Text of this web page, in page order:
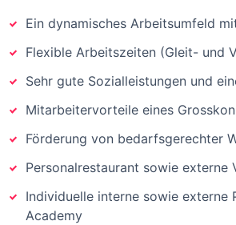
Ein dynamisches Arbeitsumfeld
Flexible Arbeitszeiten (Gleit- und
Sehr gute Sozialleistungen und
Mitarbeitervorteile eines
Förderung von bedarfsgerechter
Personalrestaurant sowie
Individuelle interne sowie externe
Academy